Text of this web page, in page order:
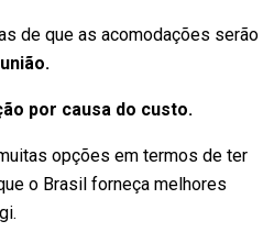
de que as acomodações serão
por causa do custo.
opções em termos de ter
o Brasil forneça melhores